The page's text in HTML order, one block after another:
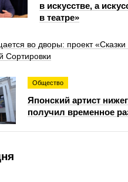
в искусстве, а
в театре»
во дворы: проект
Сортировки
Общество
Японский артист
получил временное